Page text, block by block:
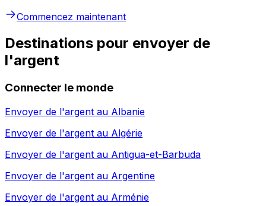
Commencez maintenant
Destinations pour envoyer de
l'argent
Connecter le monde
Envoyer de l'argent au Albanie
Envoyer de l'argent au Algérie
Envoyer de l'argent au Antigua-et-Barbuda
Envoyer de l'argent au Argentine
Envoyer de l'argent au Arménie